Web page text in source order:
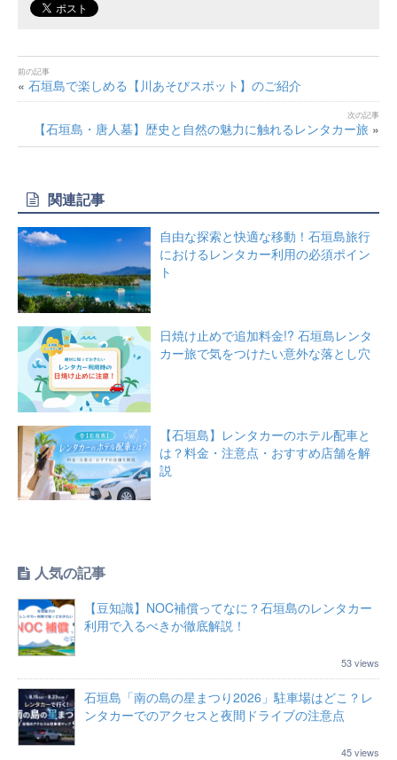
« 石垣島で楽しめる【川あそびスポット】のご紹介
【石垣島・唐人墓】歴史と自然の魅力に触れるレンタカー旅 »
関連記事
自由な探索と快適な移動！石垣島旅行
におけるレンタカー利用の必須ポイン
ト
日焼け止めで追加料金!? 石垣島レンタ
カー旅で気をつけたい意外な落とし穴
【石垣島】レンタカーのホテル配車と
は？料金・注意点・おすすめ店舗を解
説
人気の記事
【豆知識】NOC補償ってなに？石垣島のレンタカー
利用で入るべきか徹底解説！
53 views
石垣島「南の島の星まつり2026」駐車場はどこ？レ
ンタカーでのアクセスと夜間ドライブの注意点
45 views